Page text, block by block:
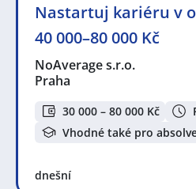
Nastartuj kariéru v
40 000–80 000 Kč
NoAverage s.r.o.
Praha
30 000 – 80 000 Kč
Vhodné také pro
dnešní